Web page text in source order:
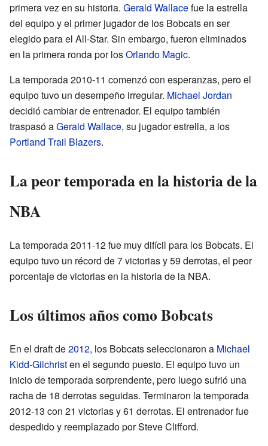
primera vez en su historia. Gerald Wallacefue la estrella
del equipo y el primer jugador de los Bobcats en ser
elegido para el All-Star. Sin embargo, fueron eliminados
en la primera ronda por losOrlando Magic.
La temporada 2010-11 comenzó con esperanzas, pero el
equipo tuvo un desempeño irregular. Michael Jordan
decidió cambiar de entrenador. El equipo también
traspasó aGerald Wallace, su jugador estrella, a los
Portland Trail Blazers.
La peor temporada en la historia de la
NBA
La temporada 2011-12 fue muy difícil para los Bobcats. El
equipo tuvo un récord de 7 victorias y 59 derrotas, el peor
porcentaje de victorias en la historia de la NBA.
Los últimos años como Bobcats
En el draft de2012, los Bobcats seleccionaron a Michael
Kidd-Gilchristen el segundo puesto. El equipo tuvo un
inicio de temporada sorprendente, pero luego sufrió una
racha de 18 derrotas seguidas. Terminaron la temporada
2012-13 con 21 victorias y 61 derrotas. El entrenador fue
despedido y reemplazado por Steve Clifford.